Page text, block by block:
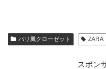
パリ風クローゼット ZARA
スポン